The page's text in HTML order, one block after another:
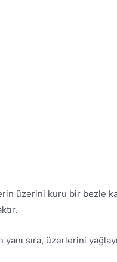
üzerini kuru bir bezle
sıra, üzerlerini